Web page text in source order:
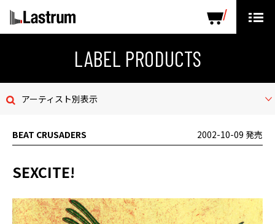
LABEL PRODUCTS
お問い合わせ
デモテープ
プライバシーポリシー
LABEL PRODUCTS
アーティスト別表示
BEAT CRUSADERS 2002-10-09 発売
SEXCITE!